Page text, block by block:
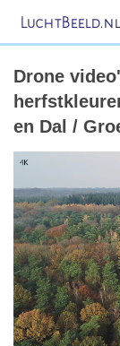
LuchtBeeld.nl
Drone
en Dal /